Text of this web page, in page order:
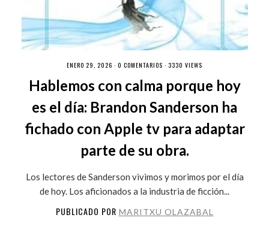
ENERO 29, 2026 · 0 COMENTARIOS · 3330 VIEWS
Hablemos con calma porque hoy
es el día: Brandon Sanderson ha
fichado con Apple tv para adaptar
parte de su obra.
Los lectores de Sanderson vivimos y morimos por el día
de hoy. Los aficionados a la industria de ficción...
PUBLICADO POR MARITXU OLAZABAL